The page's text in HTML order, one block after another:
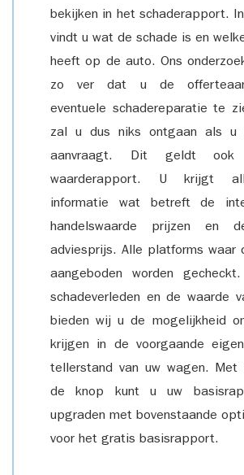
bekijken in het schaderapport.
vindt u wat de schade is en
heeft op de auto. Ons
zo ver dat u de
eventuele schadereparatie te
zal u dus niks ontgaan als u
aanvraagt. Dit geldt
waarderapport. U krijgt
informatie wat betreft de
handelswaarde prijzen en
adviesprijs. Alle platforms waar
aangeboden worden
schadeverleden en de waarde
bieden wij u de mogelijkheid
krijgen in de voorgaande
tellerstand van uw wagen.
de knop kunt u uw
upgraden met bovenstaande
voor het gratis basisrapport.